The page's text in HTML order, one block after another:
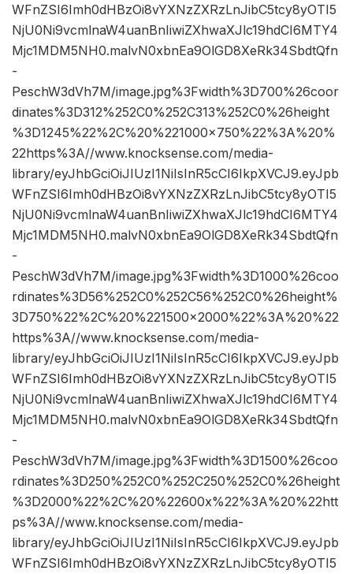
WFnZSI6Imh0dHBzOi8vYXNzZXRzLnJibC5tcy8yOTI5
NjU0Ni9vcmlnaW4uanBnIiwiZXhwaXJlc19hdCI6MTY4
Mjc1MDM5NH0.malvN0xbnEa9OlGD8XeRk34SbdtQfn
-
PeschW3dVh7M/image.jpg%3Fwidth%3D700%26coor
dinates%3D312%252C0%252C313%252C0%26height
%3D1245%22%2C%20%221000×750%22%3A%20%
22https%3A//www.knocksense.com/media-
library/eyJhbGciOiJIUzI1NiIsInR5cCI6IkpXVCJ9.eyJpb
WFnZSI6Imh0dHBzOi8vYXNzZXRzLnJibC5tcy8yOTI5
NjU0Ni9vcmlnaW4uanBnIiwiZXhwaXJlc19hdCI6MTY4
Mjc1MDM5NH0.malvN0xbnEa9OlGD8XeRk34SbdtQfn
-
PeschW3dVh7M/image.jpg%3Fwidth%3D1000%26coo
rdinates%3D56%252C0%252C56%252C0%26height%
3D750%22%2C%20%221500×2000%22%3A%20%22
https%3A//www.knocksense.com/media-
library/eyJhbGciOiJIUzI1NiIsInR5cCI6IkpXVCJ9.eyJpb
WFnZSI6Imh0dHBzOi8vYXNzZXRzLnJibC5tcy8yOTI5
NjU0Ni9vcmlnaW4uanBnIiwiZXhwaXJlc19hdCI6MTY4
Mjc1MDM5NH0.malvN0xbnEa9OlGD8XeRk34SbdtQfn
-
PeschW3dVh7M/image.jpg%3Fwidth%3D1500%26coo
rdinates%3D250%252C0%252C250%252C0%26height
%3D2000%22%2C%20%22600x%22%3A%20%22htt
ps%3A//www.knocksense.com/media-
library/eyJhbGciOiJIUzI1NiIsInR5cCI6IkpXVCJ9.eyJpb
WFnZSI6Imh0dHBzOi8vYXNzZXRzLnJibC5tcy8yOTI5